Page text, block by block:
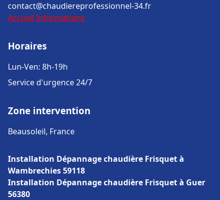
contact@chaudiereprofessionnel-34.fr
Accueil Informations
Horaires
Lun-Ven: 8h-19h
Service d'urgence 24/7
Zone intervention
Beausoleil, France
Installation Dépannage chaudière Frisquet à
Wambrechies 59118
Installation Dépannage chaudière Frisquet à Guer
56380